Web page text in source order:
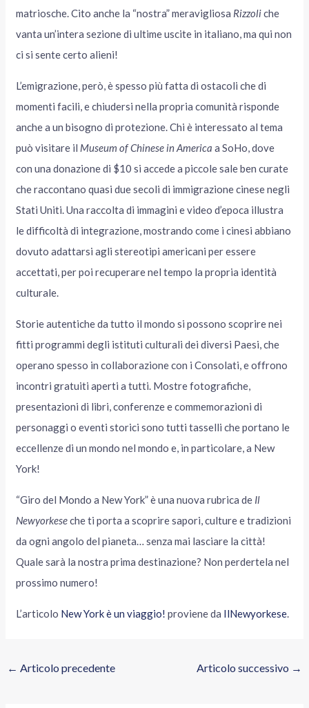
matriosche. Cito anche la “nostra” meravigliosa Rizzoliche
vanta un’intera sezione di ultime uscite in italiano, ma qui non
ci si sente certo alieni!
L’emigrazione, però, è spesso più fatta di ostacoli che di
momenti facili, e chiudersi nella propria comunità risponde
anche a un bisogno di protezione. Chi è interessato al tema
può visitare il Museum of Chinese in America a SoHo, dove
con una donazione di $10 si accede a piccole sale ben curate
che raccontano quasi due secoli di immigrazione cinese negli
Stati Uniti. Una raccolta di immagini e video d’epoca illustra
le difficoltà di integrazione, mostrando come i cinesi abbiano
dovuto adattarsi agli stereotipi americani per essere
accettati, per poi recuperare nel tempo la propria identità
culturale.
Storie autentiche da tutto il mondo si possono scoprire nei
fitti programmi degli istituti culturali dei diversi Paesi, che
operano spesso in collaborazione con i Consolati, e offrono
incontri gratuiti aperti a tutti. Mostre fotografiche,
presentazioni di libri, conferenze e commemorazioni di
personaggi o eventi storici sono tutti tasselli che portano le
eccellenze di un mondo nel mondo e, in particolare, a New
York!
“Giro del Mondo a New York” è una nuova rubrica de Il
Newyorkeseche ti porta a scoprire sapori, culture e tradizioni
da ogni angolo del pianeta… senza mai lasciare la città!
Quale sarà la nostra prima destinazione? Non perdertela nel
prossimo numero!
L’articolo New York è un viaggio! proviene da IlNewyorkese.
← Articolo precedente Articolo successivo →